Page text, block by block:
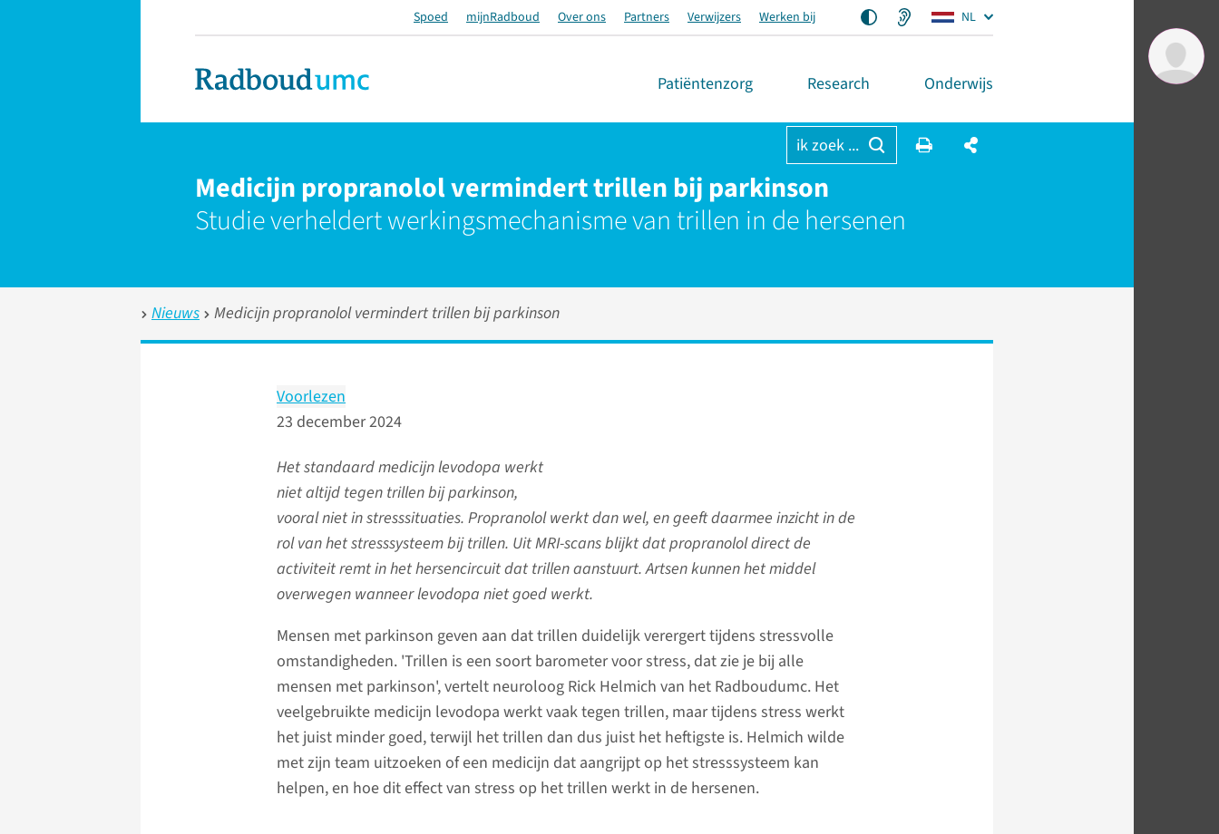
Spoed mijnRadboud Over ons Partners Verwijzers Werken bij NL
Patiëntenzorg Research Onderwijs
ik zoek ...
Medicijn propranolol vermindert trillen bij parkinson
Studie verheldert werkingsmechanisme van trillen in de hersenen
Nieuws Medicijn propranolol vermindert trillen bij parkinson
Voorlezen
23 december 2024
Het standaard medicijn levodopa werkt
niet altijd tegen trillen bij parkinson,
vooral niet in stresssituaties. Propranolol werkt dan wel, en geeft daarmee inzicht in de
rol van het stresssysteem bij trillen. Uit MRI-scans blijkt dat propranolol direct de
activiteit remt in het hersencircuit dat trillen aanstuurt. Artsen kunnen het middel
overwegen wanneer levodopa niet goed werkt.
Mensen met parkinson geven aan dat trillen duidelijk verergert tijdens stressvolle
omstandigheden. 'Trillen is een soort barometer voor stress, dat zie je bij alle
mensen met parkinson', vertelt neuroloog Rick Helmich van het Radboudumc. Het
veelgebruikte medicijn levodopa werkt vaak tegen trillen, maar tijdens stress werkt
het juist minder goed, terwijl het trillen dan dus juist het heftigste is. Helmich wilde
met zijn team uitzoeken of een medicijn dat aangrijpt op het stresssysteem kan
helpen, en hoe dit effect van stress op het trillen werkt in de hersenen.